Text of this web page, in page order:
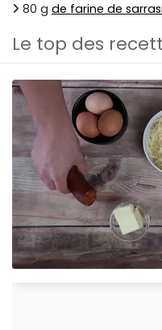
80 g de farine de
Le top des